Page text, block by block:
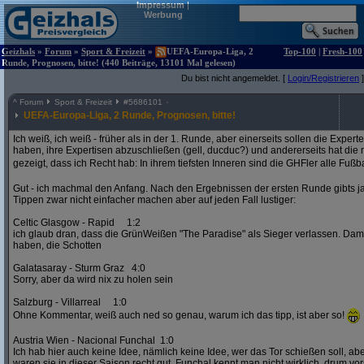
Impressum|
Werbung
Geizhals » Forum » Sport & Freizeit »
UEFA-Europa-Liga, 2
Runde, Prognosen, bitte! (440 Beiträge, 13101 Mal gelesen)
Top-100 | Fresh-100
Du bist nicht angemeldet. [ Login/Registrieren ]
^ Forum Sport & Freizeit #5686101
UEFA-Europa-Liga, 2 Runde, Prognosen, bitte!
Ich weiß, ich weiß - früher als in der 1. Runde, aber einerseits sollen die
haben, ihre Expertisen abzuschließen (gell, ducduc?) und andererseits hat die
gezeigt, dass ich Recht hab: In ihrem tiefsten Inneren sind die GHFler alle
Gut - ich machmal den Anfang. Nach den Ergebnissen der ersten Runde gibts
Tippen zwar nicht einfacher machen aber auf jeden Fall lustiger:
Celtic Glasgow - Rapid 1:2
ich glaub dran, dass die GrünWeißen "The Paradise" als Sieger verlassen.
haben, die Schotten
Galatasaray - Sturm Graz 4:0
Sorry, aber da wird nix zu holen sein
Salzburg - Villarreal 1:0
Ohne Kommentar, weiß auch ned so genau, warum ich das tipp, ist aber so!
Austria Wien - Nacional Funchal 1:0
Ich hab hier auch keine Idee, nämlich keine Idee, wer das Tor schießen soll,